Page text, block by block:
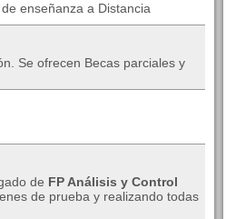
enseñanza a Distancia
Se ofrecen Becas parciales y
de FP Análisis y Control
de prueba y realizando todas